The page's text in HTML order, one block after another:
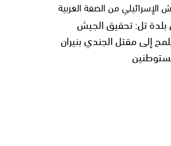
تل: تحقيق الجيش
إلى مقتل الجندي بنيران